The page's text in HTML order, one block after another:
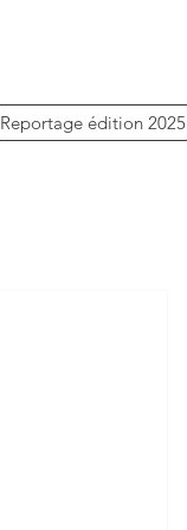
Reportage édition 2025